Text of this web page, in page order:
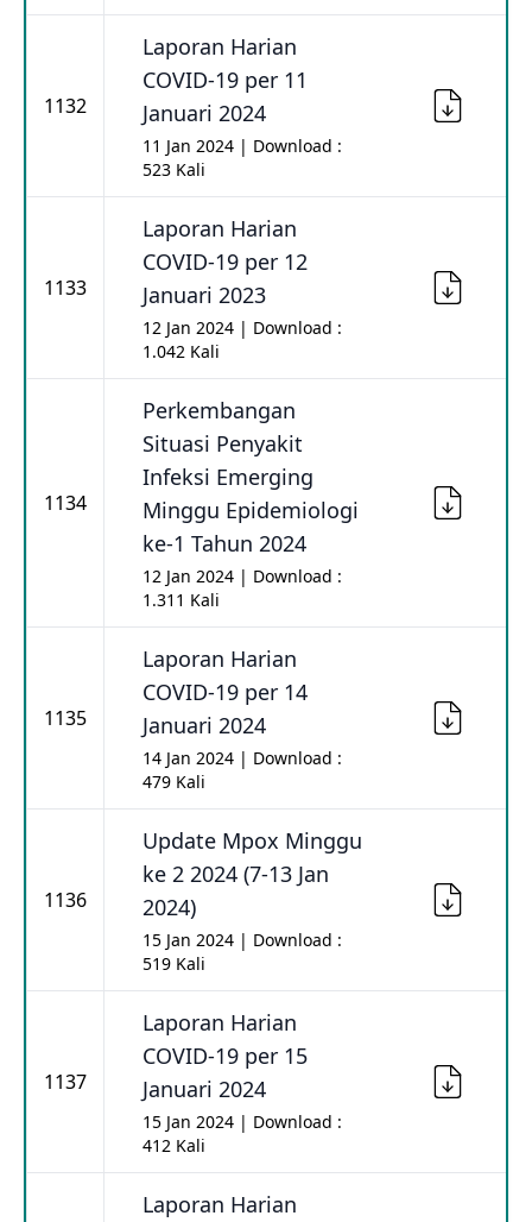
1132
Laporan Harian
COVID-19 per 11
Januari 2024
11 Jan 2024 | Download :
523 Kali
1133
Laporan Harian
COVID-19 per 12
Januari 2023
12 Jan 2024 | Download :
1.042 Kali
1134
Perkembangan
Situasi Penyakit
Infeksi Emerging
Minggu Epidemiologi
ke-1 Tahun 2024
12 Jan 2024 | Download :
1.311 Kali
1135
Laporan Harian
COVID-19 per 14
Januari 2024
14 Jan 2024 | Download :
479 Kali
1136
Update Mpox Minggu
ke 2 2024 (7-13 Jan
2024)
15 Jan 2024 | Download :
519 Kali
1137
Laporan Harian
COVID-19 per 15
Januari 2024
15 Jan 2024 | Download :
412 Kali
Laporan Harian